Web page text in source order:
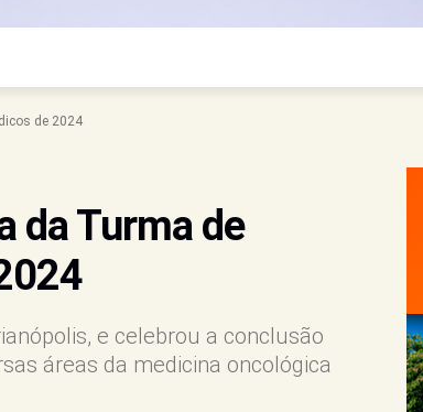
de 2024
da Turma de
e celebrou a conclusão
áreas da medicina oncológica